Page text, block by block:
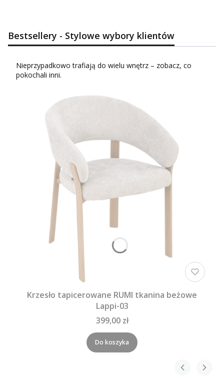
Bestsellery - Stylowe wybory klientów
Nieprzypadkowo trafiają do wielu wnętrz – zobacz, co
pokochali inni.
Krzesło tapicerowane RUMI tkanina beżowe
Lappi-03
399,00 zł
Do koszyka